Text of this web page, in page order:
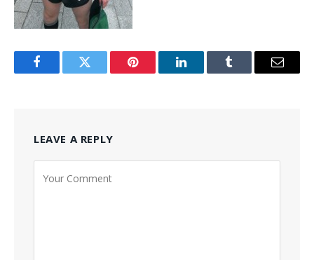
FacebookTwitter Pinterest LinkedInTumblr Email
LEAVE A REPLY